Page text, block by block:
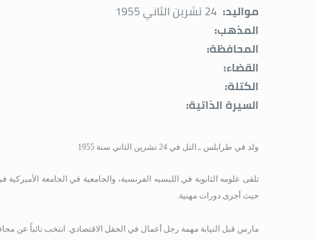
مواليد: 24 تشرين الثاني 1955
المذهب:
المحافظة:
القضاء:
الكتلة:
السيرة الذاتية:
ولد في طرابلس ـ التل في 24 تشرين الثاني سنة 1955
تلقى علومه الثانوية في الليسيه الفرنسية، والجامعية في الجامعة الأميركية في بيروت، حيث نال الإجازة في إدارة الأعمال سنة
حيث أجرى دورات مهنية.
مارس قبل النيابة مهمة رجل أعمال في الحقل الاقتصادي. انتخب نائباً عن